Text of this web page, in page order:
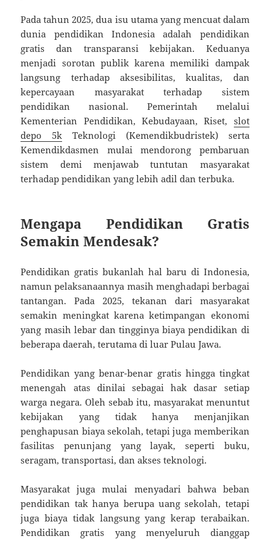
Pada tahun 2025, dua isu utama yang mencuat dalam
dunia pendidikan Indonesia adalah pendidikan
gratis dan transparansi kebijakan. Keduanya
menjadi sorotan publik karena memiliki dampak
langsung terhadap aksesibilitas, kualitas, dan
kepercayaan masyarakat terhadap sistem
pendidikan nasional. Pemerintah melalui
Kementerian Pendidikan, Kebudayaan, Riset, slot
depo 5k Teknologi (Kemendikbudristek) serta
Kemendikdasmen mulai mendorong pembaruan
sistem demi menjawab tuntutan masyarakat
terhadap pendidikan yang lebih adil dan terbuka.
Mengapa Pendidikan Gratis
Semakin Mendesak?
Pendidikan gratis bukanlah hal baru di Indonesia,
namun pelaksanaannya masih menghadapi berbagai
tantangan. Pada 2025, tekanan dari masyarakat
semakin meningkat karena ketimpangan ekonomi
yang masih lebar dan tingginya biaya pendidikan di
beberapa daerah, terutama di luar Pulau Jawa.
Pendidikan yang benar-benar gratis hingga tingkat
menengah atas dinilai sebagai hak dasar setiap
warga negara. Oleh sebab itu, masyarakat menuntut
kebijakan yang tidak hanya menjanjikan
penghapusan biaya sekolah, tetapi juga memberikan
fasilitas penunjang yang layak, seperti buku,
seragam, transportasi, dan akses teknologi.
Masyarakat juga mulai menyadari bahwa beban
pendidikan tak hanya berupa uang sekolah, tetapi
juga biaya tidak langsung yang kerap terabaikan.
Pendidikan gratis yang menyeluruh dianggap